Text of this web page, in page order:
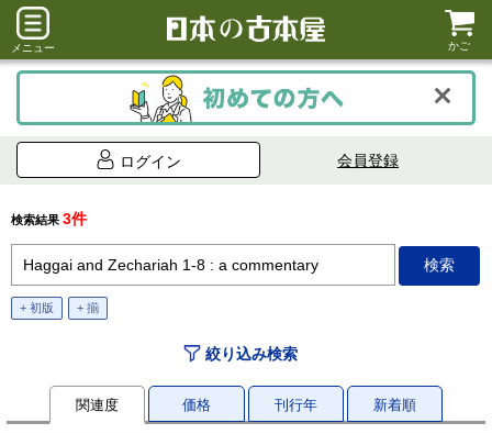
メニュー かご
ログイン 会員登録
検索結果 3件
+ 初版 + 揃
絞り込み検索
関連度 価格 刊行年 新着順